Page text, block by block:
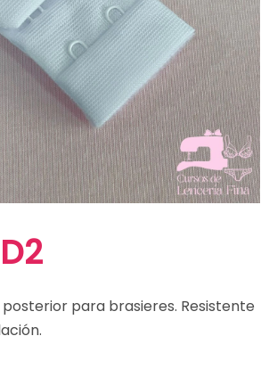
para brasieres. Resistente